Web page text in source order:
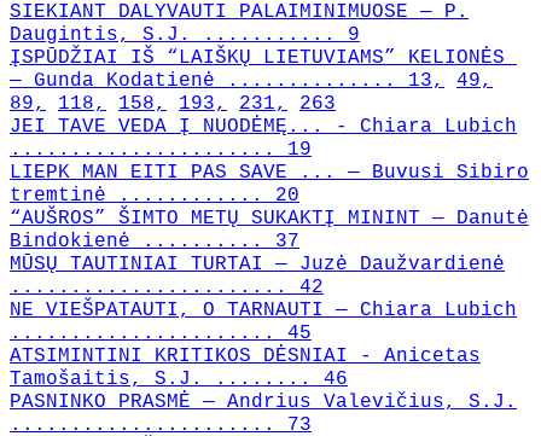
SIEKIANT DALYVAUTI PALAIMINIMUOSE — P.
Daugintis, S.J. ........... 9
ĮSPŪDŽIAI IŠ “LAIŠKŲ LIETUVIAMS” KELIONĖS
— Gunda Kodatienė .............. 13,
49,
89,
118, 158, 193, 231,
263
JEI TAVE VEDA Į NUODĖMĘ... - Chiara Lubich
...................... 19
LIEPK MAN EITI PAS SAVE ... — Buvusi Sibiro
tremtinė ............ 20
“AUŠROS” ŠIMTO METŲ SUKAKTĮ MININT — Danutė
Bindokienė .......... 37
MŪSŲ TAUTINIAI TURTAI — Juzė Daužvardienė
....................... 42
NE VIEŠPATAUTI, O TARNAUTI — Chiara Lubich
...................... 45
ATSIMINTINI KRITIKOS DĖSNIAI - Anicetas
Tamošaitis, S.J. ........ 46
PASNINKO PRASMĖ — Andrius Valevičius, S.J.
...................... 73